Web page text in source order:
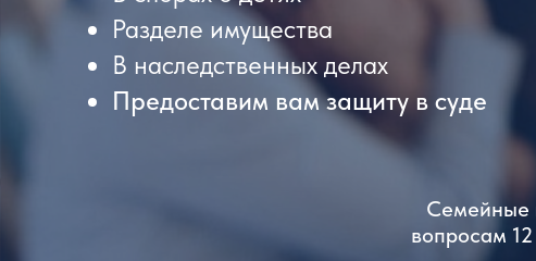
Семейные
вопросам
Разделе имущества
В наследственных делах
Предоставим вам защиту в суде